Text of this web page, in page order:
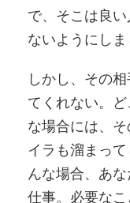
で、そこは良
ないようにしま
しかし、その
てくれない。
な場合には、
イラも溜まっ
んな場合、あ
仕事。必要な